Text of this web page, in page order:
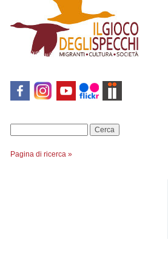
Pagina di ricerca »